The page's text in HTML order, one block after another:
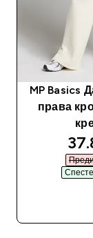
MP Basics
права